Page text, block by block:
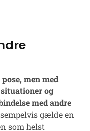
men med
og
med andre
gælde en
som helst